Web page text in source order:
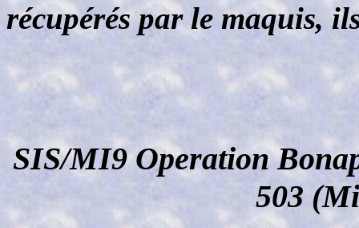
récupérés par le maquis,
SIS/MI9 Operation
503